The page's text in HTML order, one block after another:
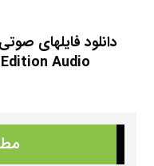
کتابهای انگلیش فایل ویرایش
دانلود فایلهای
Audio